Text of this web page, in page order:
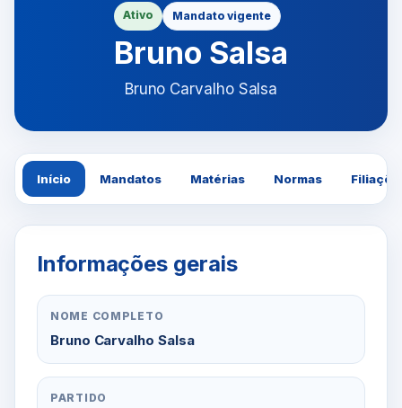
Ativo Mandato vigente
Bruno Salsa
Bruno Carvalho Salsa
Início Mandatos Matérias Normas
Informações gerais
NOME COMPLETO
Bruno Carvalho Salsa
PARTIDO